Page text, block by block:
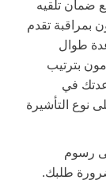
ضمان تلقيه
بمراقبة تقدم
طوال
بترتيب
في
نوع التأشيرة
رسوم
طلبك.